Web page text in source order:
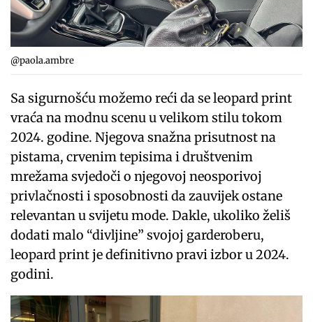
@paola.ambre
Sa sigurnošću možemo reći da se leopard print
vraća na modnu scenu u velikom stilu tokom
2024. godine. Njegova snažna prisutnost na
pistama, crvenim tepisima i društvenim
mrežama svjedoči o njegovoj neosporivoj
privlačnosti i sposobnosti da zauvijek ostane
relevantan u svijetu mode. Dakle, ukoliko želiš
dodati malo “divljine” svojoj garderoberu,
leopard print je definitivno pravi izbor u 2024.
godini.